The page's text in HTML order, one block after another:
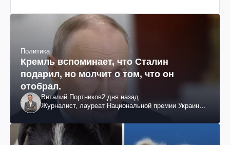
Политика
Кремль вспоминает, что Сталин
подарил, но молчит о том, что он
отобрал.
Виталий Портников2 дня назад
Журналист, лауреат Национальной премии Украины